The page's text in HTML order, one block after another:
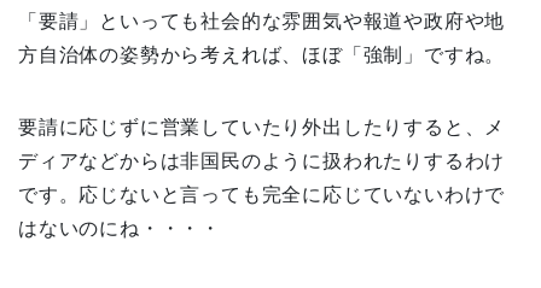
「要請」といっても社会的な雰囲気や報道や政府や地
方自治体の姿勢から考えれば、ほぼ「強制」ですね。
要請に応じずに営業していたり外出したりすると、メ
ディアなどからは非国民のように扱われたりするわけ
です。応じないと言っても完全に応じていないわけで
はないのにね・・・・